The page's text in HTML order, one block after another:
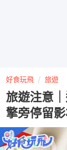
好食玩飛 旅遊
旅遊注意
擎旁停留